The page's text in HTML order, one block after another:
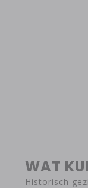
WAT
Historisch